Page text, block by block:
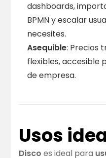
dashboards,
BPMN y escalar
necesites.
Asequible: Precios
flexibles, accesible
de empresa.
Usos
Disco es ideal para